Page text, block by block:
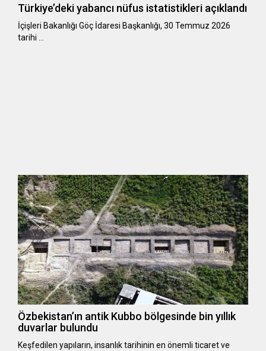
Türkiye’deki yabancı nüfus istatistikleri açıklandı
​​​​​​​İçişleri Bakanlığı Göç İdaresi Başkanlığı, 30 Temmuz 2026
tarihi …
Özbekistan’ın antik Kubbo bölgesinde bin yıllık
duvarlar bulundu
Keşfedilen yapıların, insanlık tarihinin en önemli ticaret ve